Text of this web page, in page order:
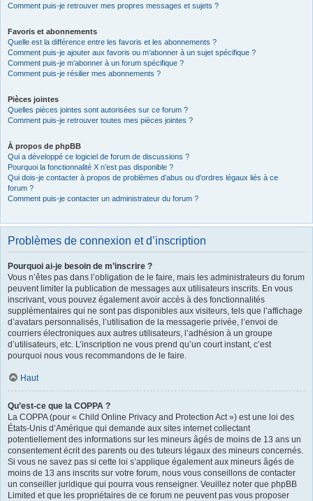
Comment puis-je retrouver mes propres messages et sujets ?
Favoris et abonnements
Quelle est la différence entre les favoris et les abonnements ?
Comment puis-je ajouter aux favoris ou m’abonner à un sujet spécifique ?
Comment puis-je m’abonner à un forum spécifique ?
Comment puis-je résilier mes abonnements ?
Pièces jointes
Quelles pièces jointes sont autorisées sur ce forum ?
Comment puis-je retrouver toutes mes pièces jointes ?
À propos de phpBB
Qui a développé ce logiciel de forum de discussions ?
Pourquoi la fonctionnalité X n’est pas disponible ?
Qui dois-je contacter à propos de problèmes d’abus ou d’ordres légaux liés à ce
forum ?
Comment puis-je contacter un administrateur du forum ?
Problèmes de connexion et d’inscription
Pourquoi ai-je besoin de m’inscrire ?
Vous n’êtes pas dans l’obligation de le faire, mais les administrateurs du forum
peuvent limiter la publication de messages aux utilisateurs inscrits. En vous
inscrivant, vous pouvez également avoir accès à des fonctionnalités
supplémentaires qui ne sont pas disponibles aux visiteurs, tels que l’affichage
d’avatars personnalisés, l’utilisation de la messagerie privée, l’envoi de
courriers électroniques aux autres utilisateurs, l’adhésion à un groupe
d’utilisateurs, etc. L’inscription ne vous prend qu’un court instant, c’est
pourquoi nous vous recommandons de le faire.
Haut
Qu’est-ce que la COPPA ?
La COPPA (pour « Child Online Privacy and Protection Act ») est une loi des
États-Unis d’Amérique qui demande aux sites internet collectant
potentiellement des informations sur les mineurs âgés de moins de 13 ans un
consentement écrit des parents ou des tuteurs légaux des mineurs concernés.
Si vous ne savez pas si cette loi s’applique également aux mineurs âgés de
moins de 13 ans inscrits sur votre forum, nous vous conseillons de contacter
un conseiller juridique qui pourra vous renseigner. Veuillez noter que phpBB
Limited et que les propriétaires de ce forum ne peuvent pas vous proposer